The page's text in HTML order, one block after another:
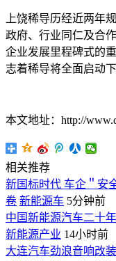
上饶稀导历经近两年
政府、行业同仁及合
企业发展里程碑式的
志着稀导将全面启动
本文地址：http://
相关推荐
新国标时代 车企＂安
卷 新能源车 5分钟前
中国新能源汽车二十
新能源产业 14小时前
大连汽车劲浪音响改